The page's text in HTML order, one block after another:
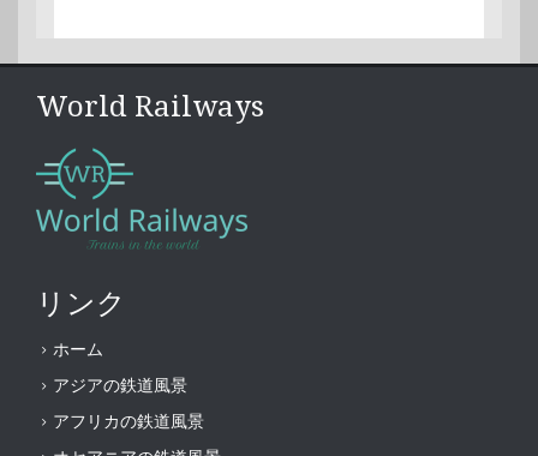
World Railways
リンク
ホーム
アジアの鉄道風景
アフリカの鉄道風景